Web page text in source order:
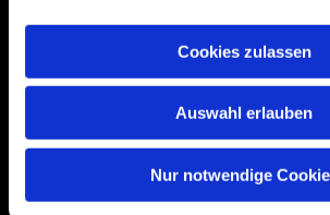
Cookies zulassen
Auswahl erlauben
Nur notwendige
Accept cookies